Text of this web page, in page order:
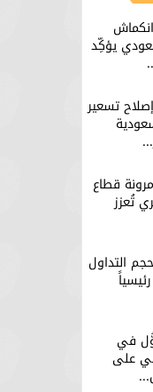
يؤكِّد
تسعير
قطاع
تُعزز
التداول
في
على